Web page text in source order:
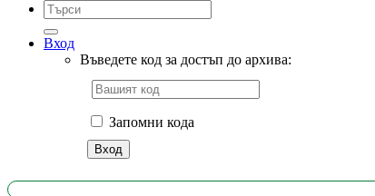
Вход
Въведете код за достъп до архива:
Запомни кода
Вход